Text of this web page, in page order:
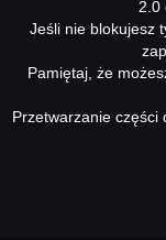
2.0
Jeśli nie blokujesz
Pamiętaj, że
Przetwarzanie